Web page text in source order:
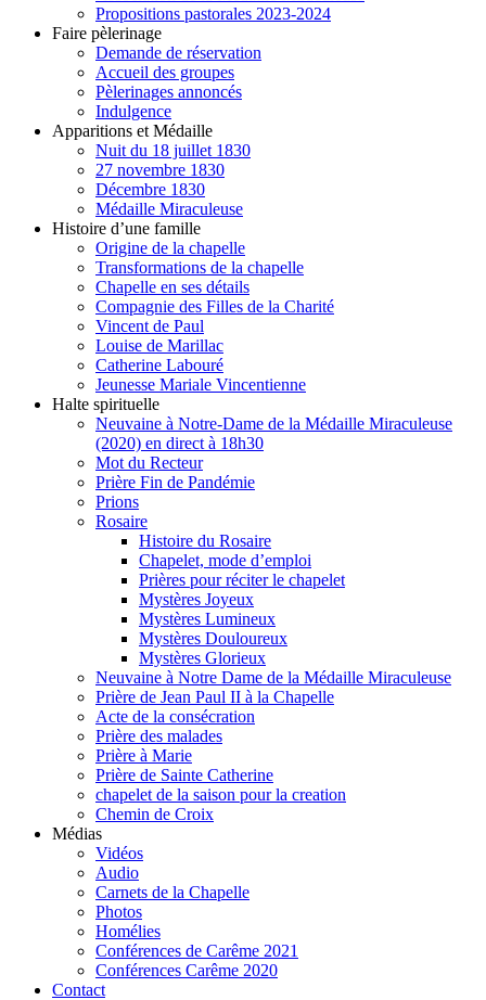
Propositions pastorales 2023-2024
Faire pèlerinage
Demande de réservation
Accueil des groupes
Pèlerinages annoncés
Indulgence
Apparitions et Médaille
Nuit du 18 juillet 1830
27 novembre 1830
Décembre 1830
Médaille Miraculeuse
Histoire d’une famille
Origine de la chapelle
Transformations de la chapelle
Chapelle en ses détails
Compagnie des Filles de la Charité
Vincent de Paul
Louise de Marillac
Catherine Labouré
Jeunesse Mariale Vincentienne
Halte spirituelle
Neuvaine à Notre-Dame de la Médaille Miraculeuse
(2020) en direct à 18h30
Mot du Recteur
Prière Fin de Pandémie
Prions
Rosaire
Histoire du Rosaire
Chapelet, mode d’emploi
Prières pour réciter le chapelet
Mystères Joyeux
Mystères Lumineux
Mystères Douloureux
Mystères Glorieux
Neuvaine à Notre Dame de la Médaille Miraculeuse
Prière de Jean Paul II à la Chapelle
Acte de la consécration
Prière des malades
Prière à Marie
Prière de Sainte Catherine
chapelet de la saison pour la creation
Chemin de Croix
Médias
Vidéos
Audio
Carnets de la Chapelle
Photos
Homélies
Conférences de Carême 2021
Conférences Carême 2020
Contact